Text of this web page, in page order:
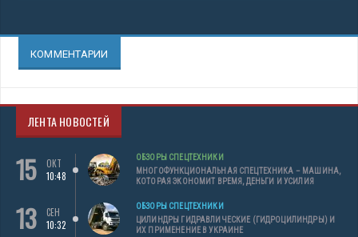
КОММЕНТАРИИ
ЛЕНТА НОВОСТЕЙ
15
ОКТ
10:48
ОБЗОРЫ СПЕЦТЕХНИКИ
МНОГОФУНКЦИОНАЛЬНАЯ СПЕЦТЕХНИКА – МАШИНА,
КОТОРАЯ ЭКОНОМИТ ВРЕМЯ, ДЕНЬГИ И УСИЛИЯ
13
СЕН
10:32
ОБЗОРЫ СПЕЦТЕХНИКИ
ЦИЛИНДРЫ ГИДРАВЛИЧЕСКИЕ (ГИДРОЦИЛИНДРЫ) И
ИХ ПРИМЕНЕНИЕ В УКРАИНЕ